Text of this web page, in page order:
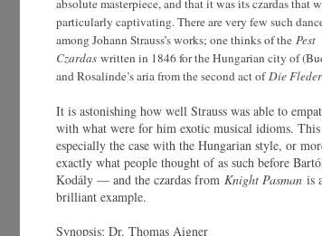
absolute masterpiece, and that it was its czardas that
particularly captivating. There are very few such
among Johann Strauss’s works; one thinks of the Pest
Czardas written in 1846 for the Hungarian city of
and Rosalinde’s aria from the second act ofDie
It is astonishing how well Strauss was able to
with what were for him exotic musical idioms.
especially the case with the Hungarian style, or
exactly what people thought of as such before
Kodály — and the czardas from Knight Pasman is
brilliant example.
Synopsis: Dr. Thomas Aigner
Corina Koller
© by Shirley Suarez
Franz Gürtelschmied
www.guertelschmied.com
Resumé
Website